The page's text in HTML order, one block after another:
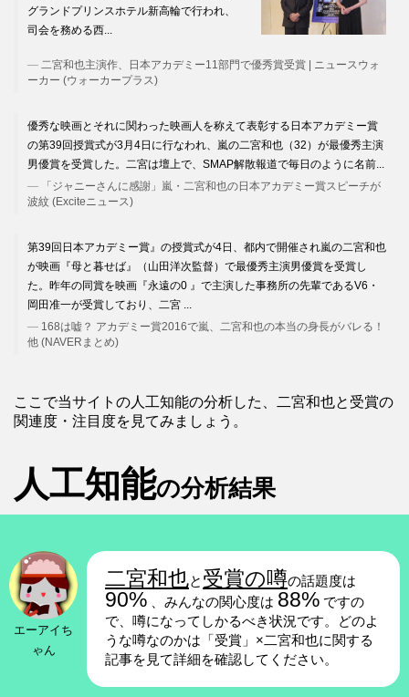
グランドプリンスホテル新高輪で行われ、
司会を務める西...
二宮和也主演作、日本アカデミー11部門で優秀賞受賞 | ニュースウォ
ーカー (ウォーカープラス)
優秀な映画とそれに関わった映画人を称えて表彰する日本アカデミー賞
の第39回授賞式が3月4日に行なわれ、嵐の二宮和也（32）が最優秀主演
男優賞を受賞した。二宮は壇上で、SMAP解散報道で毎日のように名前...
「ジャニーさんに感謝」嵐・二宮和也の日本アカデミー賞スピーチが
波紋 (Exciteニュース)
第39回日本アカデミー賞』の授賞式が4日、都内で開催され嵐の二宮和也
が映画『母と暮せば』（山田洋次監督）で最優秀主演男優賞を受賞し
た。昨年の同賞を映画『永遠の0 』で主演した事務所の先輩であるV6・
岡田准一が受賞しており、二宮 ...
168は嘘？ アカデミー賞2016で嵐、二宮和也の本当の身長がバレる！
他 (NAVERまとめ)
ここで当サイトの人工知能の分析した、二宮和也と受賞の
関連度・注目度を見てみましょう。
人工知能の分析結果
エーアイち
ゃん
二宮和也と 受賞の噂の話題度は
90% 、みんなの関心度は 88% ですの
で、噂になってしかるべき状況です。どのよ
うな噂なのかは「受賞」×二宮和也に関する
記事を見て詳細を確認してください。